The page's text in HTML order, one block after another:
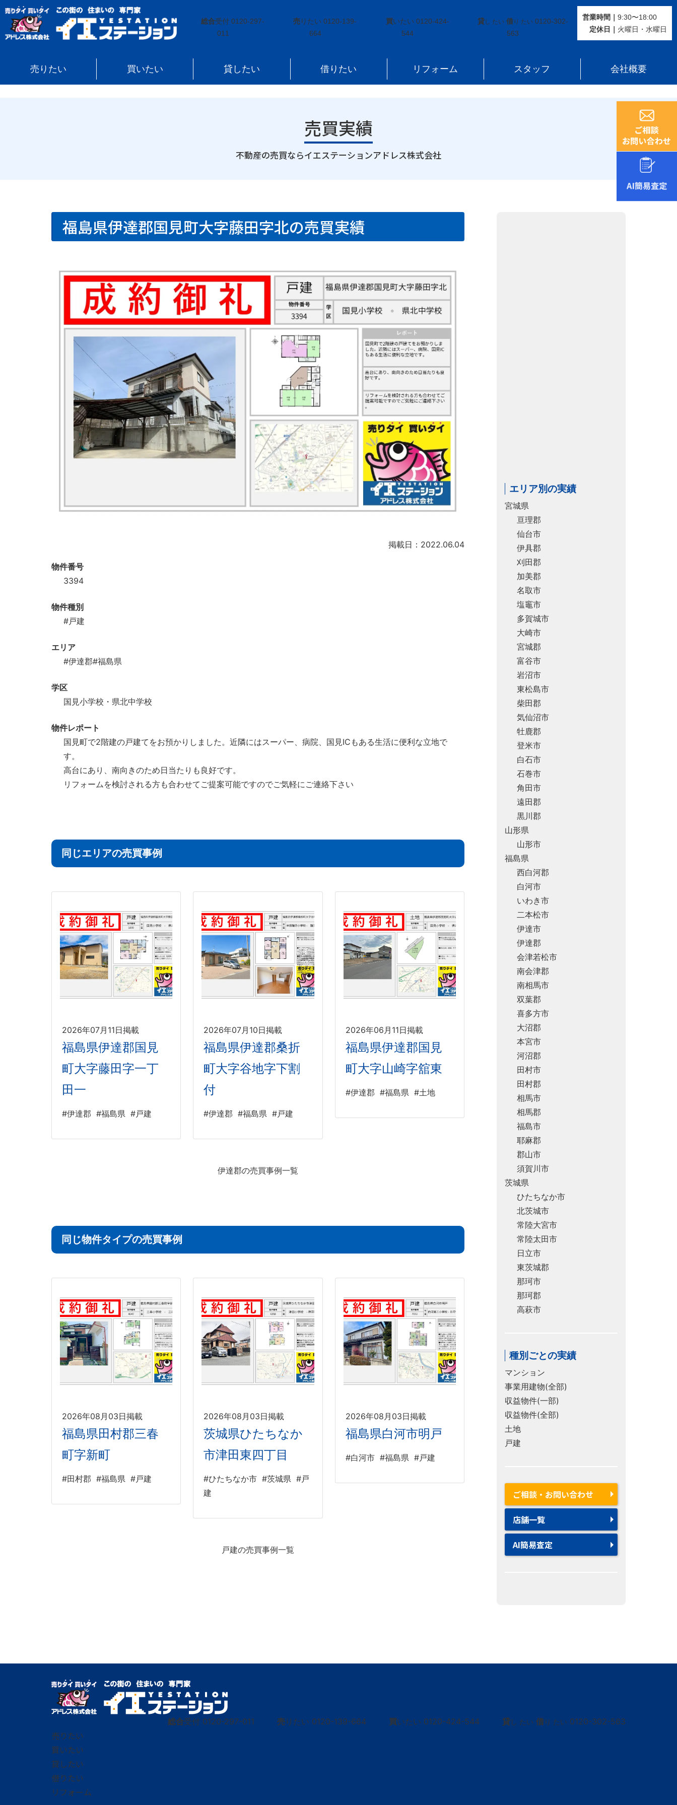
総合受付 0120-297-
011
売りたい 0120-139-
664
買いたい 0120-424-
544
貸し たい 借り たい 0120-302-
563
営業時間｜ 9:30〜18:00
定休⽇｜ 火曜⽇・水曜⽇
売りたい 買いたい 貸したい 借りたい リフォーム スタッフ 会社概要
イエステーション » 売買実績
売買実績
｜
不動産の売買ならイエステーションアドレス株式会社
福島県伊達郡国見町大字藤田字北の売買実績
掲載日：2022.06.04
物件番号
3394
物件種別
#戸建
エリア
#伊達郡#福島県
学区
国見小学校・県北中学校
物件レポート
国見町で2階建の戸建てをお預かりしました。近隣にはスーパー、病院、国見ICもある生活に便利な立地で
す。
高台にあり、南向きのため日当たりも良好です。
リフォームを検討される方も合わせてご提案可能ですのでご気軽にご連絡下さい
同じエリアの売買事例
2026年07月11日掲載
福島県伊達郡国見
町大字藤田字一丁
田一
#伊達郡 #福島県 #戸建
2026年07月10日掲載
福島県伊達郡桑折
町大字谷地字下割
付
#伊達郡 #福島県 #戸建
2026年06月11日掲載
福島県伊達郡国見
町大字山崎字舘東
#伊達郡 #福島県 #土地
伊達郡の売買事例一覧
同じ物件タイプの売買事例
2026年08月03日掲載
福島県田村郡三春
町字新町
#田村郡 #福島県 #戸建
2026年08月03日掲載
茨城県ひたちなか
市津田東四丁目
#ひたちなか市 #茨城県 #戸
建
2026年08月03日掲載
福島県白河市明戸
#白河市 #福島県 #戸建
戸建の売買事例一覧
エリア別の実績
宮城県
亘理郡
仙台市
伊具郡
刈田郡
加美郡
名取市
塩竈市
多賀城市
大崎市
宮城郡
富谷市
岩沼市
東松島市
柴田郡
気仙沼市
牡鹿郡
登米市
白石市
石巻市
角田市
遠田郡
黒川郡
山形県
山形市
福島県
西白河郡
白河市
いわき市
二本松市
伊達市
伊達郡
会津若松市
南会津郡
南相馬市
双葉郡
喜多方市
大沼郡
本宮市
河沼郡
田村市
田村郡
相馬市
相馬郡
福島市
耶麻郡
郡山市
須賀川市
茨城県
ひたちなか市
北茨城市
常陸大宮市
常陸太田市
日立市
東茨城郡
那珂市
那珂郡
高萩市
種別ごとの実績
マンション
事業用建物(全部)
収益物件(一部)
収益物件(全部)
土地
戸建
ご相談・お問い合わせ
店舗一覧
AI簡易査定
総合受付 0120-297-011 売りたい 0120-139-664 買いたい 0120-424-544 貸し たい 借り たい 0120-302-563
売りたい
買いたい
貸したい
借りたい
リフォーム